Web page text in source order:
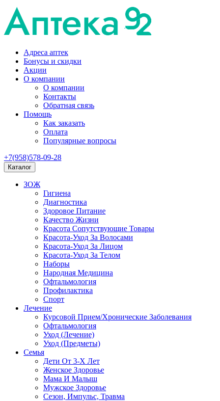
Адреса аптек
Бонусы и скидки
Акции
О компании
О компании
Контакты
Обратная связь
Помощь
Как заказать
Оплата
Популярные вопросы
+7(958)578-09-28
Каталог
ЗОЖ
Гигиена
Диагностика
Здоровое Питание
Качество Жизни
Красота Сопутствующие Товары
Красота-Уход За Волосами
Красота-Уход За Лицом
Красота-Уход За Телом
Наборы
Народная Медицина
Офтальмология
Профилактика
Спорт
Лечение
Курсовой Прием/Хронические Заболевания
Офтальмология
Уход (Лечение)
Уход (Предметы)
Семья
Дети От 3-Х Лет
Женское Здоровье
Мама И Малыш
Мужское Здоровье
Сезон, Импульс, Травма